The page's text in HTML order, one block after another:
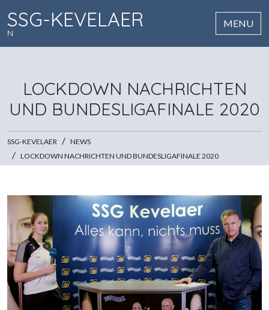
SSG-KEVELAER
ALLE
MENU
LOCKDOWN NACHRICHTEN
UND BUNDESLIGAFINALE 2020
SSG-KEVELAER
NEWS
LOCKDOWN NACHRICHTEN UND BUNDESLIGAFINALE 2020